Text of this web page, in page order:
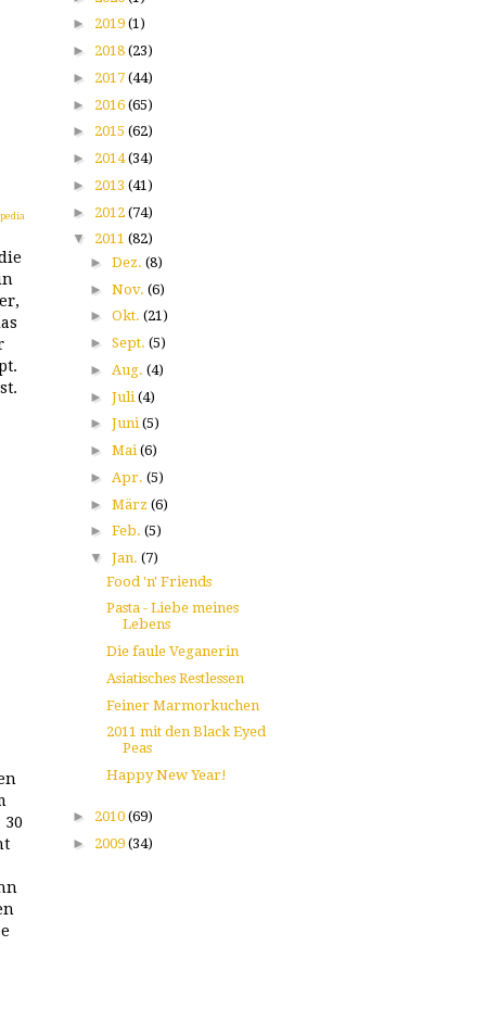
► 2019 (1)
► 2018 (23)
► 2017 (44)
► 2016 (65)
► 2015 (62)
► 2014(34)
► 2013 (41)
► 2012 (74)
▼ 2011 (82)
► Dez. (8)
► Nov. (6)
► Okt. (21)
► Sept. (5)
► Aug. (4)
► Juli (4)
► Juni(5)
► Mai(6)
► Apr. (5)
► März (6)
► Feb. (5)
▼ Jan. (7)
Food 'n' Friends
Pasta - Liebe meines
Lebens
Die faule Veganerin
Asiatisches Restlessen
Feiner Marmorkuchen
2011 mit den Black Eyed
Peas
Happy New Year!
► 2010 (69)
► 2009 (34)